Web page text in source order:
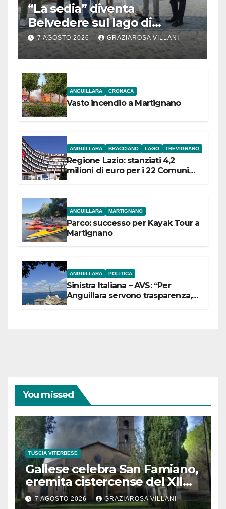
“La sedia” diventa
Belvedere sul lago di
Bracciano: ieri
l’inaugurazione
7 AGOSTO 2026 GRAZIAROSA VILLANI
ANGUILLARA CRONACA
Vasto incendio a Martignano
ANGUILLARA BRACCIANO LAGO TREVIGNANO
Regione Lazio: stanziati 4,2
milioni di euro per i 22 Comuni
ANGUILLARA MARTIGNANO
Parco: successo per Kayak Tour a
Martignano
ANGUILLARA POLITICA
Sinistra Italiana – AVS: “Per
Anguillara servono trasparenza,
You missed
TUSCIA VITERBESE
Gallese celebra San Famiano,
eremita cistercense del XII
secolo
7 AGOSTO 2026 GRAZIAROSA VILLANI